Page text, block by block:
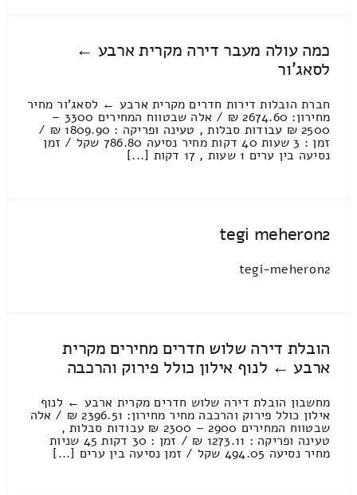
כמה עולה מעבר דירה מקרית ארבע ←
לסאג'ור
חברת הובלות דירות חדרים מקרית ארבע ← לסאג'ור מחיר
מחירון: 2674.60 ₪ / אלה שבטווח המחירים 3300 –
2500 ₪ עבודות סבלות , טעינה ופריקה : 1809.90 ₪ /
זמן : 3 שעות 40 דקות מחיר נסיעה 786.80 שקל / זמן
נסיעה בין ערים 1 שעות , 17 דקות [...]
tegi meheron2
tegi-meheron2
הובלת דירה שלוש חדרים מחירים מקרית
ארבע ← לנוף אילון כולל פירוק והרכבה
מחשבון הובלת דירה שלוש חדרים מקרית ארבע ← לנוף
אילון כולל פירוק והרכבה מחיר מחירון: 2396.51 ₪ / אלה
שבטווח המחירים 2900 – 2300 ₪ עבודות סבלות ,
טעינה ופריקה : 1273.11 ₪ / זמן : 30 דקות 45 שניות
מחיר נסיעה 494.05 שקל / זמן נסיעה בין ערים [...]